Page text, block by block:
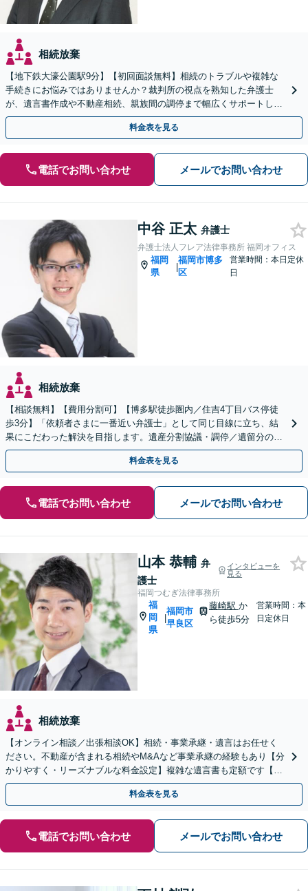
相続放棄
【地下鉄大濠公園駅9分】【初回面談無料】相続のトラブルや複雑な
手続きにお悩みではありませんか？裁判所の視点を熟知した弁護士
が、遺言書作成や不動産相続、親族間の調停まで幅広くサポートしま
す！負担を減らし円満に解決します。【夜間面談利用可】
料金表を見る
電話でお問い合わせ メールでお問い合わせ
中谷 正太 弁護士
弁護士法人フレア法律事務所 福岡オフィス
福岡
県
|
福岡市博多
区
営業時間：本日定休
日
相続放棄
【相談無料】【費用分割可】【博多駅徒歩圏内／住吉4丁目バス停徒
歩3分】「依頼者さまに一番近い弁護士」として同じ目線に立ち、結
果にこだわった解決を目指します。遺産分割協議・調停／遺留分の侵
害／遺言書の作成／遺産の調査など
料金表を見る
電話でお問い合わせ メールでお問い合わせ
山本 恭輔 弁
護士
インタビューを
見る
福岡つむぎ法律事務所
福
岡
県
|
福岡市
早良区
藤崎駅 か
ら徒歩5分
営業時間：本
日定休日
相続放棄
【オンライン相談／出張相談OK】相続・事業承継・遺言はお任せく
ださい。不動産が含まれる相続やM&Aなど事業承継の経験もあり【分
かりやすく・リーズナブルな料金設定】複雑な遺言書も定額です【夜
間・休日対応可能】【藤崎駅徒歩5分】【弁護士歴7年】
料金表を見る
電話でお問い合わせ メールでお問い合わせ